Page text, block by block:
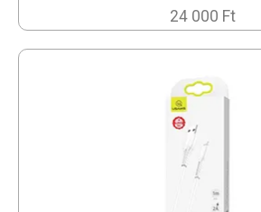
24 000 Ft